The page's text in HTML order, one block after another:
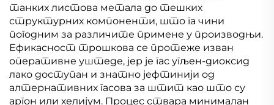
танких листова метала до тешких
структурних компоненти, што га чини
погодним за различите примене у производњи.
Ефикасност трошкова се протеже изван
оперативне уштеде, јер је гас угљен-диоксид
лако доступан и знатно јефтинији од
алтернативних гасова за штит као што су
аргон или хелијум. Процес ствара минималан